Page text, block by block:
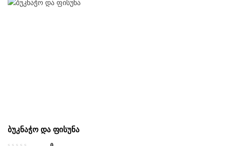
ბუკნაჭო და ფისუნა